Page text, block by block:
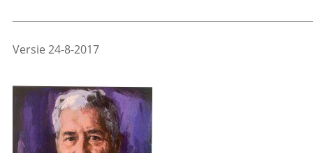
Versie 24-8-2017